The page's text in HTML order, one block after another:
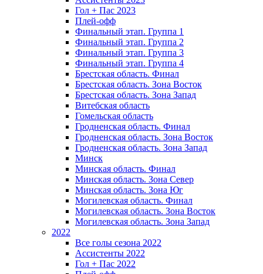
Гол + Пас 2023
Плей-офф
Финальный этап. Группа 1
Финальный этап. Группа 2
Финальный этап. Группа 3
Финальный этап. Группа 4
Брестская область. Финал
Брестская область. Зона Восток
Брестская область. Зона Запад
Витебская область
Гомельская область
Гродненская область. Финал
Гродненская область. Зона Восток
Гродненская область. Зона Запад
Минск
Минская область. Финал
Минская область. Зона Север
Минская область. Зона Юг
Могилевская область. Финал
Могилевская область. Зона Восток
Могилевская область. Зона Запад
2022
Все голы сезона 2022
Ассистенты 2022
Гол + Пас 2022